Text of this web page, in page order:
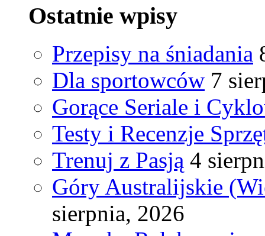
Ostatnie wpisy
Przepisy na śniadania
Dla sportowców 7
Gorące Seriale i
Testy i Recenzje
Trenuj z Pasją 4
Góry Australijskie
sierpnia, 2026